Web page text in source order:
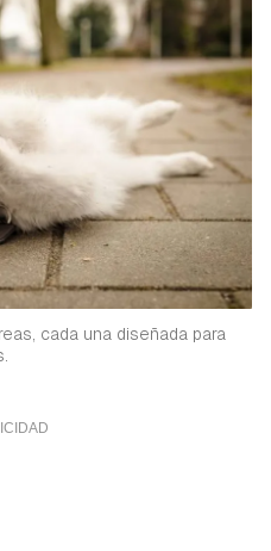
cada una diseñada para